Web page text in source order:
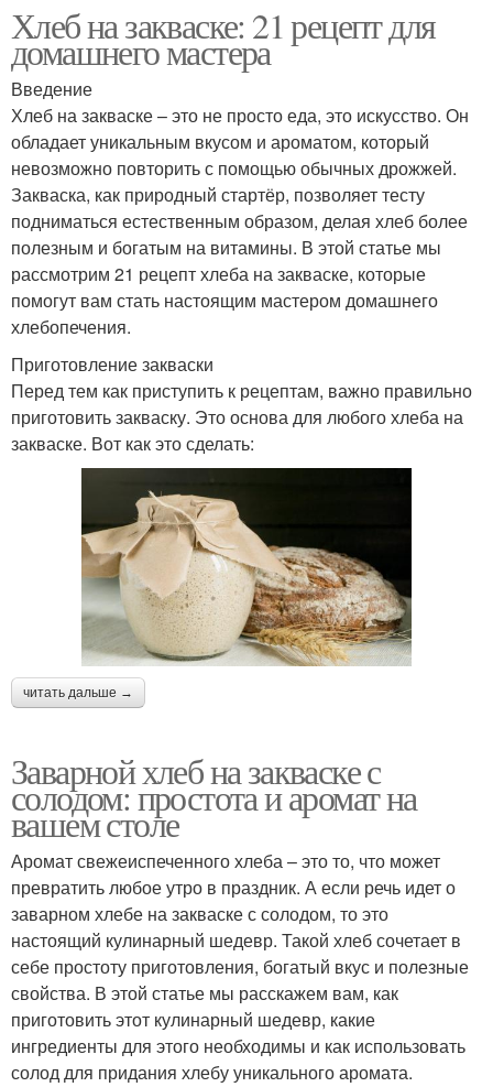
Хлеб на закваске: 21 рецепт для
домашнего мастера
Введение
Хлеб на закваске – это не просто еда, это искусство. Он
обладает уникальным вкусом и ароматом, который
невозможно повторить с помощью обычных дрожжей.
Закваска, как природный стартёр, позволяет тесту
подниматься естественным образом, делая хлеб более
полезным и богатым на витамины. В этой статье мы
рассмотрим 21 рецепт хлеба на закваске, которые
помогут вам стать настоящим мастером домашнего
хлебопечения.
Приготовление закваски
Перед тем как приступить к рецептам, важно правильно
приготовить закваску. Это основа для любого хлеба на
закваске. Вот как это сделать:
читать дальше →
Заварной хлеб на закваске с
солодом: простота и аромат на
вашем столе
Аромат свежеиспеченного хлеба – это то, что может
превратить любое утро в праздник. А если речь идет о
заварном хлебе на закваске с солодом, то это
настоящий кулинарный шедевр. Такой хлеб сочетает в
себе простоту приготовления, богатый вкус и полезные
свойства. В этой статье мы расскажем вам, как
приготовить этот кулинарный шедевр, какие
ингредиенты для этого необходимы и как использовать
солод для придания хлебу уникального аромата.